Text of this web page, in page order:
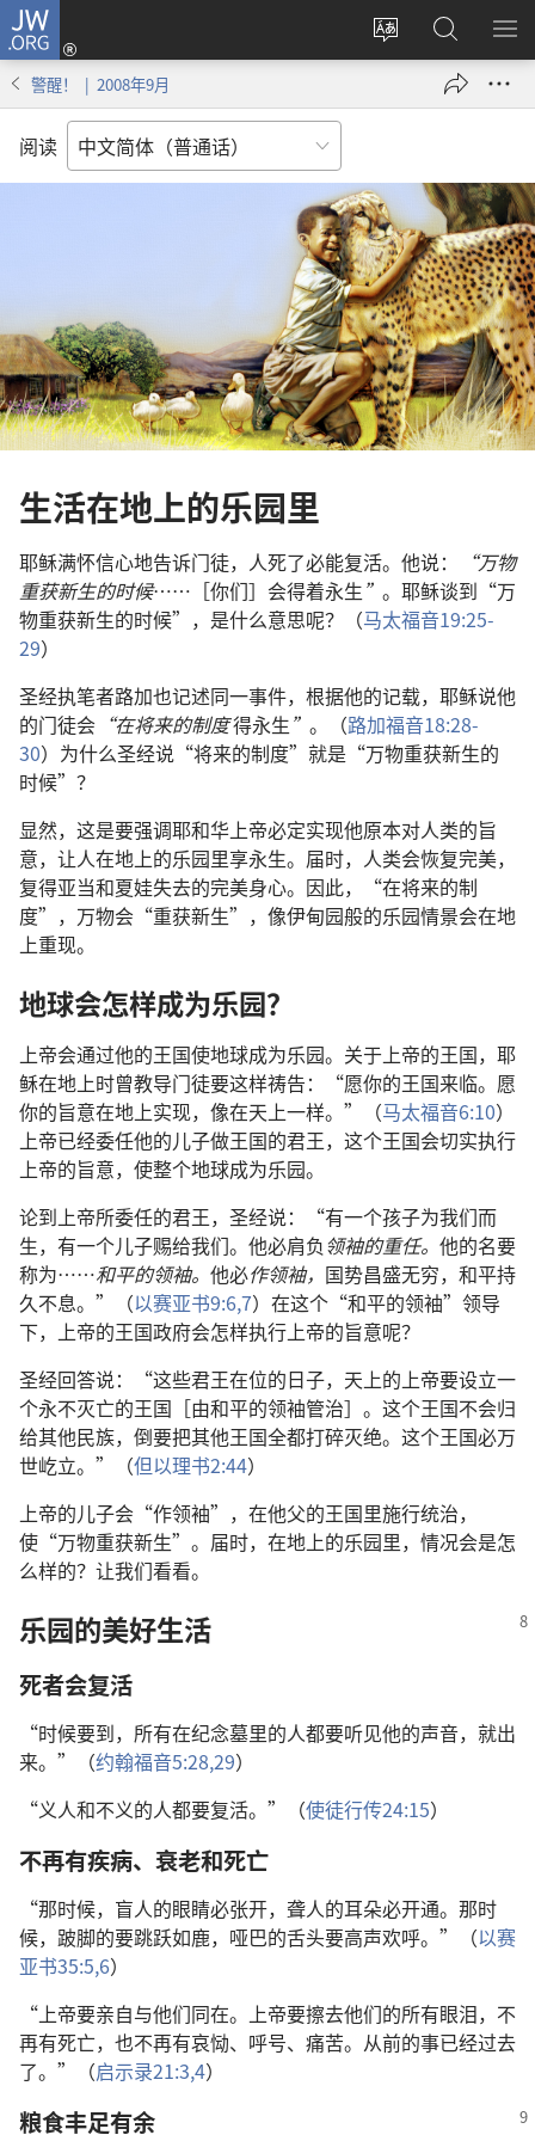
JW.ORG
更
言
登
录
（打
口）
搜
索
JW.ORG
显
警醒！ | 2008年9月
阅读
生活在地上的乐园里
耶稣满怀信心地告诉门徒，人死了必能复活。他说：
“万物
重获新生的时候……［你们］会得着永生” 。耶稣谈到“万
物重获新生的时候”，是什么意思呢？（马太福音19:25-
29）
圣经执笔者路加也记述同一事件，根据他的记载，耶稣说他
的门徒会 “在将来的制度得永生” 。（路加福音18:28-
30）为什么圣经说“将来的制度”就是“万物重获新生的
时候”？
显然，这是要强调耶和华上帝必定实现他原本对人类的旨
意，让人在地上的乐园里享永生。届时，人类会恢复完美，
复得亚当和夏娃失去的完美身心。因此，“在将来的制
度”，万物会“重获新生”，像伊甸园般的乐园情景会在地
上重现。
地球会怎样成为乐园？
上帝会通过他的王国使地球成为乐园。关于上帝的王国，耶
稣在地上时曾教导门徒要这样祷告：“愿你的王国来临。愿
你的旨意在地上实现，像在天上一样。”（马太福音6:10）
上帝已经委任他的儿子做王国的君王，这个王国会切实执行
上帝的旨意，使整个地球成为乐园。
论到上帝所委任的君王，圣经说：“有一个孩子为我们而
生，有一个儿子赐给我们。他必肩负领袖的重任。 他的名要
称为……和平的领袖。 他必作领袖， 国势昌盛无穷，和平持
久不息。”（以赛亚书9:6,7）在这个“和平的领袖”领导
下，上帝的王国政府会怎样执行上帝的旨意呢？
圣经回答说：“这些君王在位的日子，天上的上帝要设立一
个永不灭亡的王国［由和平的领袖管治］。这个王国不会归
给其他民族，倒要把其他王国全都打碎灭绝。这个王国必万
世屹立。”（但以理书2:44）
上帝的儿子会“作领袖”，在他父的王国里施行统治，
使“万物重获新生”。届时，在地上的乐园里，情况会是怎
么样的？让我们看看。
乐园的美好生活
死者会复活
“时候要到，所有在纪念墓里的人都要听见他的声音，就出
来。”（约翰福音5:28,29）
“义人和不义的人都要复活。”（使徒行传24:15）
不再有疾病、衰老和死亡
“那时候，盲人的眼睛必张开，聋人的耳朵必开通。那时
候，跛脚的要跳跃如鹿，哑巴的舌头要高声欢呼。”（以赛
亚书35:5,6）
“上帝要亲自与他们同在。上帝要擦去他们的所有眼泪，不
再有死亡，也不再有哀恸、呼号、痛苦。从前的事已经过去
了。”（启示录21:3,4）
粮食丰足有余